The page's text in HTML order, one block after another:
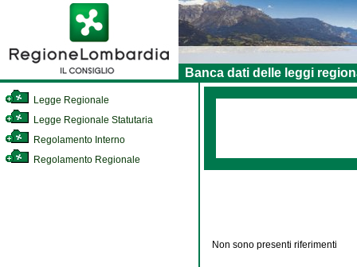
Banca dati delle leggi
Legge Regionale
Legge Regionale Statutaria
Regolamento Interno
Regolamento Regionale
Non sono presenti riferimenti